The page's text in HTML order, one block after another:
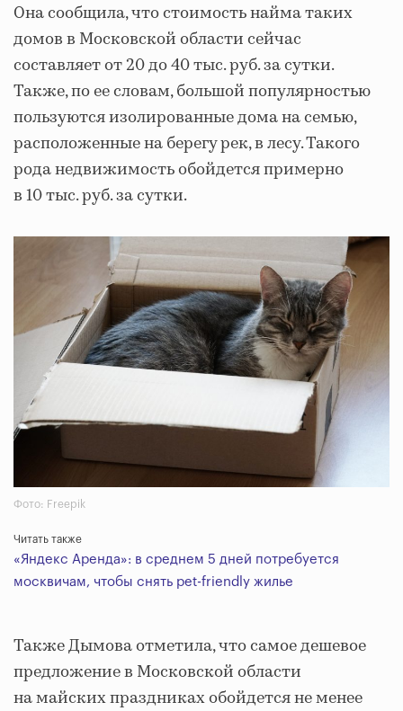
Она сообщила, что стоимость найма таких
домов в Московской области сейчас
составляет от 20 до 40 тыс. руб. за сутки.
Также, по ее словам, большой популярностью
пользуются изолированные дома на семью,
расположенные на берегу рек, в лесу. Такого
рода недвижимость обойдется примерно
в 10 тыс. руб. за сутки.
Фото: Freepik
Читать также
«Яндекс Аренда»: в среднем 5 дней потребуется
москвичам, чтобы снять pet-friendly жилье
Также Дымова отметила, что самое дешевое
предложение в Московской области
на майских праздниках обойдется не менее